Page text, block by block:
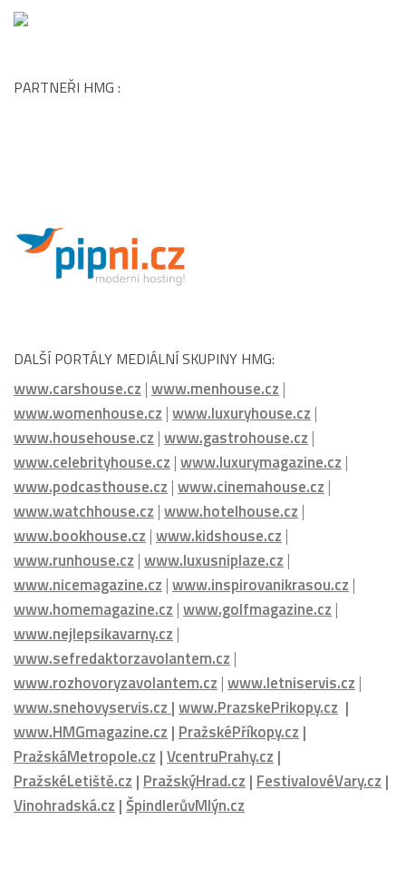
HMG:
DALŠÍ PORTÁLY MEDIÁLNÍ SKUPINY HMG:
www.carshouse.cz|www.menhouse.cz
www.womenhouse.cz|www.luxuryhouse.cz
www.househouse.cz|www.gastrohouse.cz|
www.celebrityhouse.cz|www.luxurymagazine.cz |
www.podcasthouse.cz|www.cinemahouse.cz
www.watchhouse.cz|www.hotelhouse.cz
www.bookhouse.cz|www.kidshouse.cz|
www.runhouse.cz|www.luxusniplaze.cz